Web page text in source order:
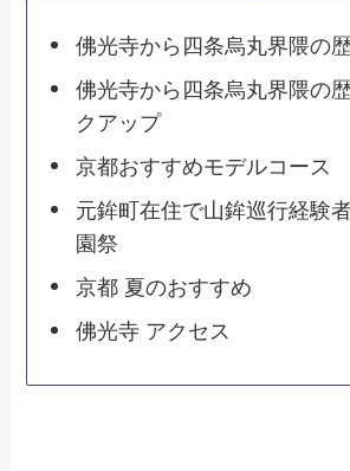
佛光寺から四条烏丸界隈の
佛光寺から四条烏丸界隈の
クアップ
京都おすすめモデルコース
元鉾町在住で山鉾巡行経験
園祭
京都 夏のおすすめ
佛光寺 アクセス